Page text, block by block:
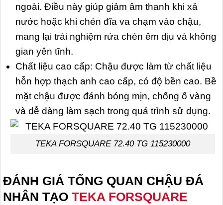
ngoài. Điều này giúp giảm âm thanh khi xả
nước hoặc khi chén đĩa va chạm vào chậu,
mang lại trải nghiệm rửa chén êm dịu và không
gian yên tĩnh.
Chất liệu cao cấp: Chậu được làm từ chất liệu
hỗn hợp thạch anh cao cấp, có độ bền cao. Bề
mặt chậu được đánh bóng mịn, chống ố vàng
và dễ dàng làm sạch trong quá trình sử dụng.
TEKA FORSQUARE 72.40 TG 115230000
ĐÁNH GIÁ TỔNG QUAN CHẬU ĐÁ
NHÂN TẠO TEKA FORSQUARE